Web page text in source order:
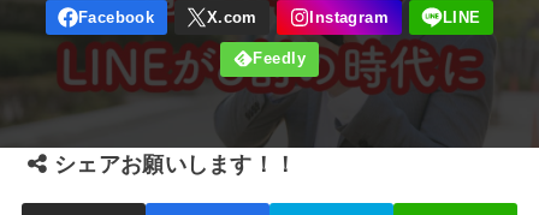
シェアお願いします！！